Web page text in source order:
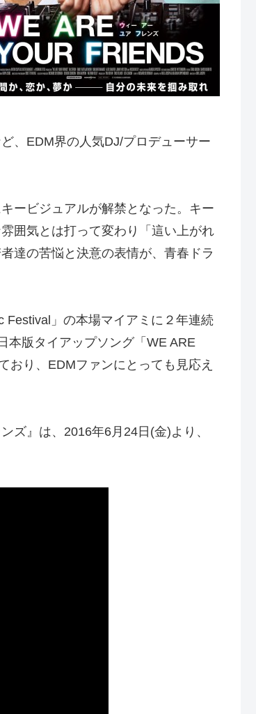
、EDM界の人気DJ/プロデューサー
ービジュアルが解禁となった。キー
囲気とは打って変わり「這い上がれ
達の苦悩と決意の表情が、青春ドラ
Festival」の本場マイアミに２年連続
本版タイアップソング「WE ARE
おり、EDMファンにとっても見応え
ズ』は、2016年6月24日(金)より、